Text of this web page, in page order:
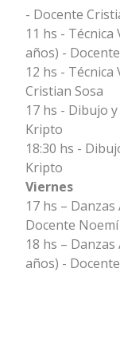
- Docente
11 hs -
años) -
12 hs - Técnica
Cristian Sosa
17 hs - Dibujo
Kripto
18:30 hs -
Kripto
Viernes
17 hs –
Docente
18 hs –
años) -